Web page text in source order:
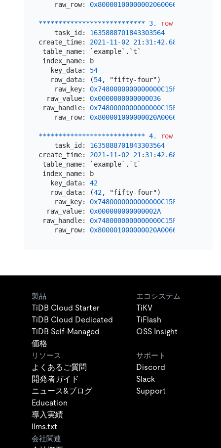
    raw_row:
0x800001000000020600666F75727479
*************************** 3. row
    task_id:
1635888701843303564
create_time: 2021-11-02 21: 31:42.680332
table_name: `example`.`t`
index_name: b
   key_data:
54
   row_data: (
54, "fifty-four")
    raw_key:
  raw_value:
0x0000000000000036
raw_handle:
    raw_row:
*************************** 4. row
    task_id:
1635888701843303564
create_time: 2021-11-02 21: 31:42.681073
table_name: `example`.`t`
index_name: b
   key_data:
42
   row_data: (
42, "fifty-four")
    raw_key:
  raw_value:
0x000000000000002A
raw_handle:
    raw_row:
製品
TiDB Cloud Starter
TiDB Cloud Dedicated
TiDB Self-Managed
価格
エコシステム
TiKV
TiFlash
OSS Insight
リソース
よくあるご質問
開発者ガイド
ニュース&ブログ
Education
導入実績
llms.txt
サポート
Discord
Slack
Support
会社関連